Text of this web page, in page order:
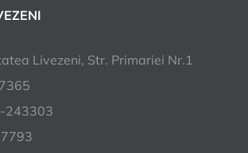
Livezeni, Str. Primariei Nr.1
243303